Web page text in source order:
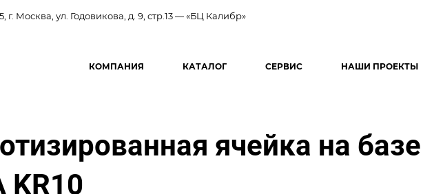
г. Москва, ул. Годовикова, д. 9, стр.13 — «БЦ Калибр»
КОМПАНИЯ КАТАЛОГ СЕРВИС НАШИ ПРОЕКТЫ
ячейка на
KR10